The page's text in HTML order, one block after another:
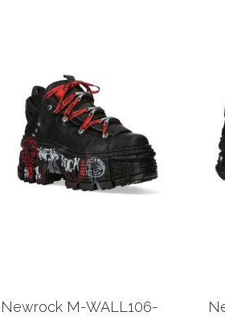
Newrock M-WALL106-